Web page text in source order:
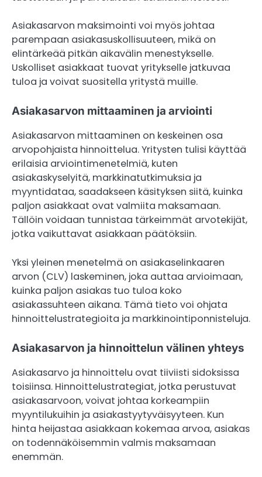
Asiakasarvon maksimointi voi myös johtaa
parempaan asiakasuskollisuuteen, mikä on
elintärkeää pitkän aikavälin menestykselle.
Uskolliset asiakkaat tuovat yritykselle jatkuvaa
tuloa ja voivat suositella yritystä muille.
Asiakasarvon mittaaminen ja arviointi
Asiakasarvon mittaaminen on keskeinen osa
arvopohjaista hinnoittelua. Yritysten tulisi käyttää
erilaisia arviointimenetelmiä, kuten
asiakaskyselyitä, markkinatutkimuksia ja
myyntidataa, saadakseen käsityksen siitä, kuinka
paljon asiakkaat ovat valmiita maksamaan.
Tällöin voidaan tunnistaa tärkeimmät arvotekijät,
jotka vaikuttavat asiakkaan päätöksiin.
Yksi yleinen menetelmä on asiakaselinkaaren
arvon (CLV) laskeminen, joka auttaa arvioimaan,
kuinka paljon asiakas tuo tuloa koko
asiakassuhteen aikana. Tämä tieto voi ohjata
hinnoittelustrategioita ja markkinointiponnisteluja.
Asiakasarvon ja hinnoittelun välinen yhteys
Asiakasarvo ja hinnoittelu ovat tiiviisti sidoksissa
toisiinsa. Hinnoittelustrategiat, jotka perustuvat
asiakasarvoon, voivat johtaa korkeampiin
myyntilukuihin ja asiakastyytyväisyyteen. Kun
hinta heijastaa asiakkaan kokemaa arvoa, asiakas
on todennäköisemmin valmis maksamaan
enemmän.